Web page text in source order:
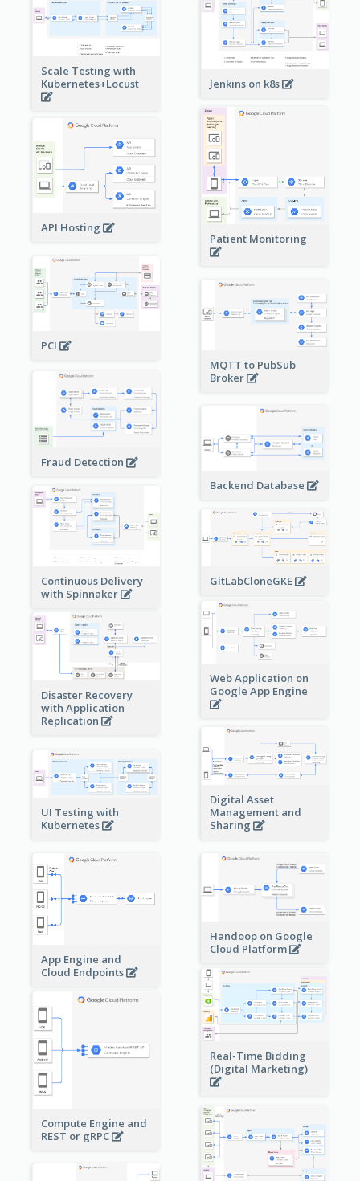
Jenkins on k8s
Scale Testing with
Kubernetes+Locust
Patient Monitoring
API Hosting
PCI
MQTT to PubSub
Broker
Fraud Detection
Backend Database
Continuous Delivery
with Spinnaker
GitLabCloneGKE
Web Application on
Google App Engine
Disaster Recovery
with Application
Replication
Digital Asset
Management and
Sharing
UI Testing with
Kubernetes
App Engine and
Cloud Endpoints
Handoop on Google
Cloud Platform
Real-Time Bidding
(Digital Marketing)
Compute Engine and
REST or gRPC